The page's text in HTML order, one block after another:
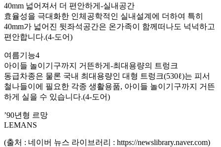
40mm 넓어져서 더 편안하게-실내공간
효율성을 극대화한 인체공학적인 실내설계에 더하여 특히
40mm가 넓어진 뒷좌석공간은 온가족이 함께떠나도 넉넉하고
편안합니다.(4-도어)
여름기능4
아이들 놀이기구까지 거뜬하게-최대용량의 트렁크
동급차종은 물론 국내 최대용량인 대형 트렁크(530ℓ)는 피서
철나들이에 필요한 각종 생활용품, 아이들 놀이기구까지 거뜬
하게 실을 수 있습니다.(4-도어)
’90년형 르망
LEMANS
(출처 : 네이버 뉴스 라이브러리 : https://newslibrary.naver.com)